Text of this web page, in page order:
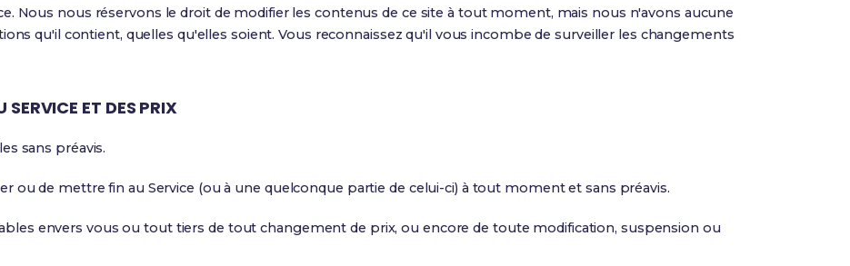
Nous nous réservons le droit de modifier les contenus de ce site à tout moment, mais nous n'avons aucune
qu'il contient, quelles qu'elles soient. Vous reconnaissez qu'il vous incombe de surveiller les changements
ET DES PRIX
sans préavis.
ou de mettre fin au Service (ou à une quelconque partie de celui-ci) à tout moment et sans préavis.
envers vous ou tout tiers de tout changement de prix, ou encore de toute modification, suspension ou